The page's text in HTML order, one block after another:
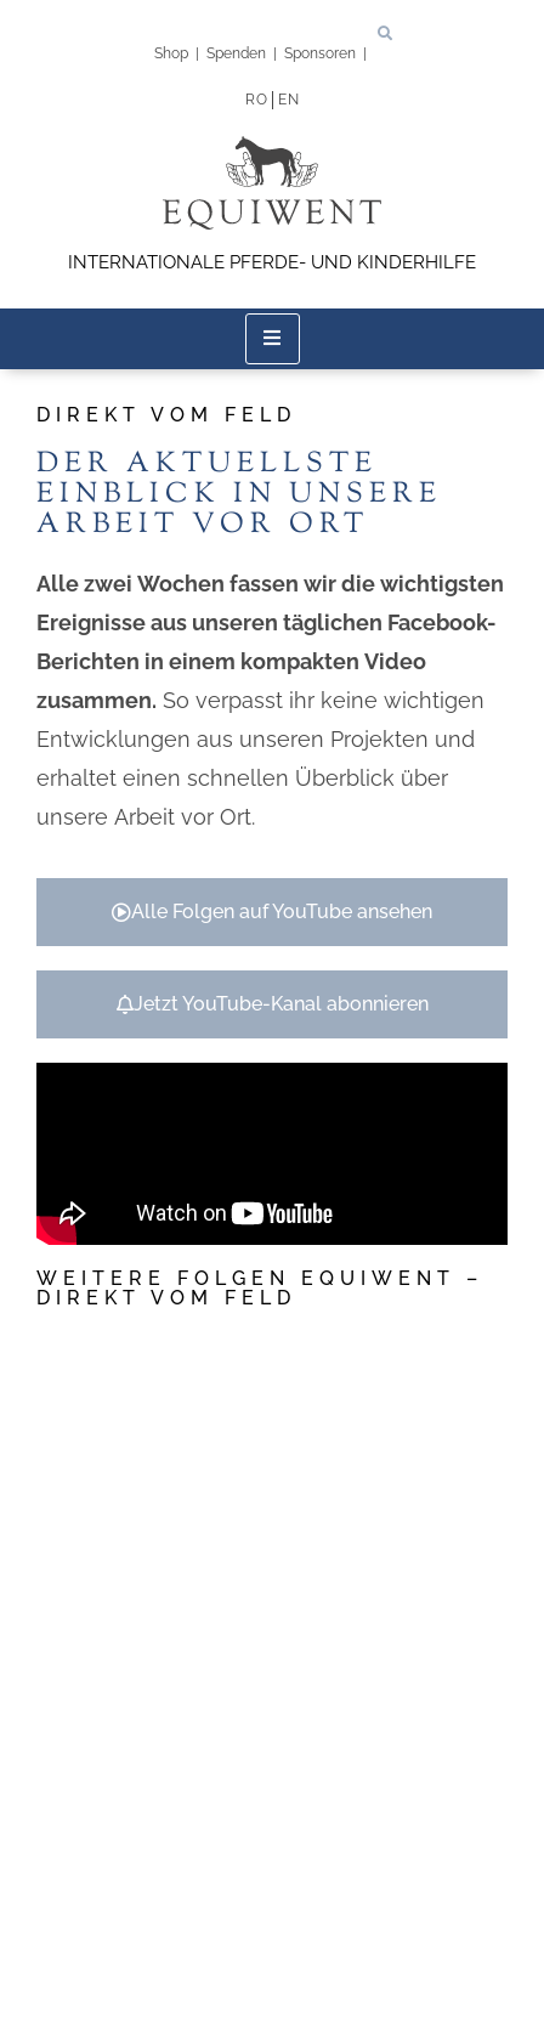
Shop Spenden Sponsoren
INTERNATIONALE PFERDE- UND KINDERHILFE
RO EN
DIREKT VOM FELD
DER AKTUELLSTE
EINBLICK IN UNSERE
ARBEIT VOR ORT
Alle zwei Wochen fassen wir die wichtigsten
Ereignisse aus unseren täglichen Facebook-
Berichten in einem kompakten Video
zusammen. So verpasst ihr keine wichtigen
Entwicklungen aus unseren Projekten und
erhaltet einen schnellen Überblick über
unsere Arbeit vor Ort.
Alle Folgen auf YouTube ansehen
Jetzt YouTube-Kanal abonnieren
WEITERE FOLGEN EQUIWENT –
DIREKT VOM FELD